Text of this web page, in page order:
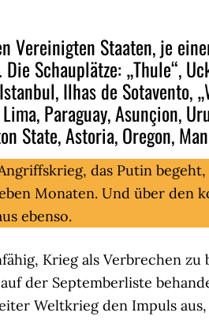
Vereinigten Staaten, je
Schauplätze: „Thule“,
Ilhas de Sotavento,
Paraguay, Asunçion,
State, Astoria, Oregon,
das Putin
Monaten. Und über den
ebenso.
Krieg als Verbrechen zu
der Septemberliste
Weltkrieg den Impuls